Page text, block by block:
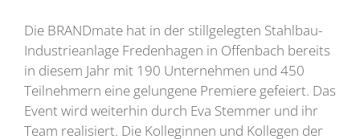
Die BRANDmate hat in der stillgelegten Stahlbau-
Industrieanlage Fredenhagen in Offenbach bereits
in diesem Jahr mit 190 Unternehmen und 450
Teilnehmern eine gelungene Premiere gefeiert. Das
Event wird weiterhin durch Eva Stemmer und ihr
Team realisiert. Die Kolleginnen und Kollegen der